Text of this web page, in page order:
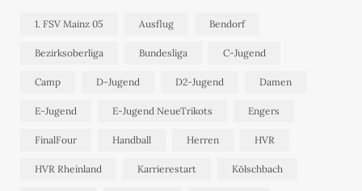
1. FSV Mainz 05 Ausflug Bendorf
Bezirksoberliga Bundesliga C-Jugend
Camp D-Jugend D2-Jugend Damen
E-Jugend E-Jugend NeueTrikots Engers
FinalFour Handball Herren HVR
HVR Rheinland Karrierestart Kölschbach